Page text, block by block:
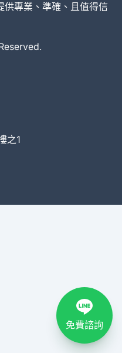
供專業、準確、且值得信
之1
免費諮詢